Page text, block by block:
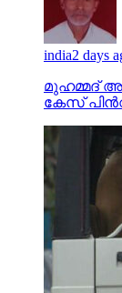
india2 days
മുഹമ്മദ്
കേസ്